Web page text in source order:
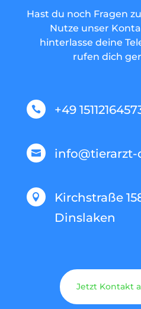
Hast du noch Fragen
Nutze unser
hinterlasse deine
rufen dich
 +49


Kirchstraße
Dinslaken
Jetzt Kontakt